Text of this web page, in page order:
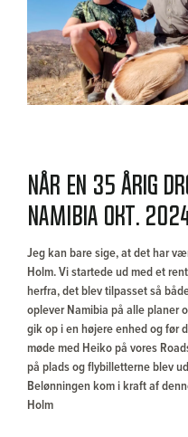
Når en 35 årig
Namibia okt.
Jeg kan bare sige, at det har
Holm. Vi startede ud med et
herfra, det blev tilpasset så
oplever Namibia på alle planer
gik op i en højere enhed og før
møde med Heiko på vores
på plads og flybilletterne blev
Belønningen kom i kraft af
Holm